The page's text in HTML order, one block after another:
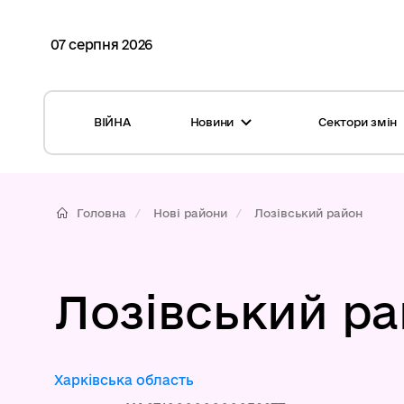
07 серпня 2026
ВІЙНА Новини
Глосарій
Репортажі з громад
Сектори змін
Медицина
Безпека
Головна Нові райони Лозівський район
Лозівський
Харківська область